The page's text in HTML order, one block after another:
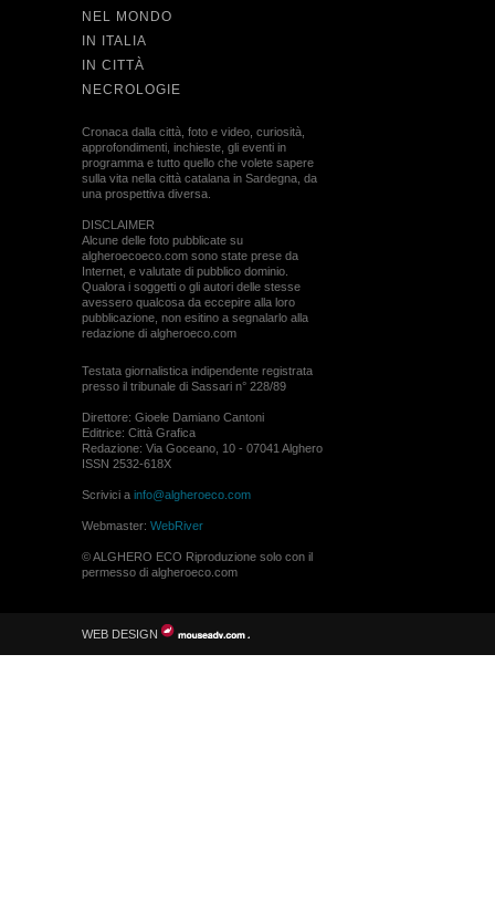
NEL MONDO
IN ITALIA
IN CITTÀ
NECROLOGIE
Cronaca dalla città, foto e video, curiosità,
approfondimenti, inchieste, gli eventi in
programma e tutto quello che volete sapere
sulla vita nella città catalana in Sardegna, da
una prospettiva diversa.
DISCLAIMER
Alcune delle foto pubblicate su
algheroecoeco.com sono state prese da
Internet, e valutate di pubblico dominio.
Qualora i soggetti o gli autori delle stesse
avessero qualcosa da eccepire alla loro
pubblicazione, non esitino a segnalarlo alla
redazione di algheroeco.com
Testata giornalistica indipendente registrata
presso il tribunale di Sassari n° 228/89
Direttore: Gioele Damiano Cantoni
Editrice: Città Grafica
Redazione: Via Goceano, 10 - 07041 Alghero
ISSN 2532-618X
Scrivici a info@algheroeco.com
Webmaster: WebRiver
© ALGHERO ECO Riproduzione solo con il
permesso di algheroeco.com
WEB DESIGN